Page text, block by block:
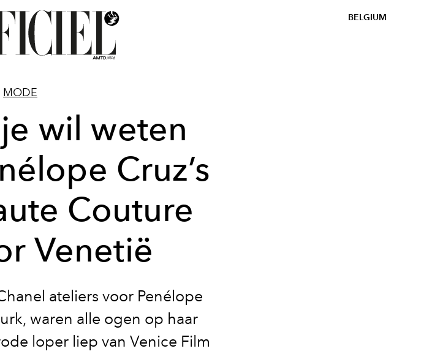
BELGIUM
MODE
wil weten
Cruz’s
Couture
Venetië
ateliers voor Penélope
waren alle ogen op haar
loper liep van Venice Film